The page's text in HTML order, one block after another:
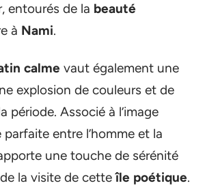
entourés de la beauté
à Nami.
calme vaut également une
explosion de couleurs et de
période. Associé à l’image
parfaite entre l’homme et la
une touche de sérénité
la visite de cetteîle poétique.